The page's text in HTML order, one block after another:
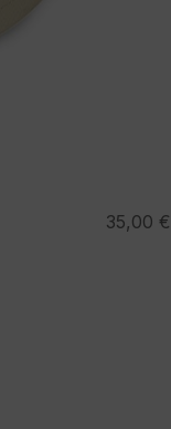
35,00 €